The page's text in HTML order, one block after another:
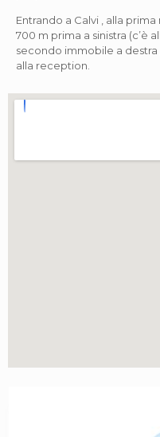
Entrando a Calvi , alla
700 m prima a sinistra (c’è
secondo immobile a destra
alla reception.